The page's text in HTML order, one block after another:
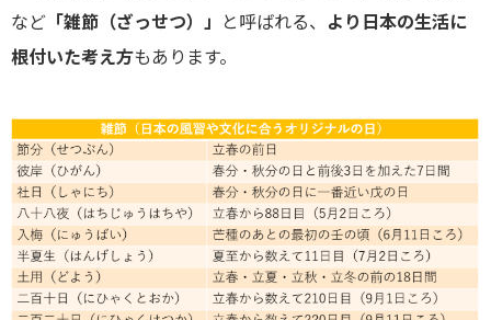
など 「雑節（ざっせつ）」 と呼ばれる、 より日本の生活に
根付いた考え方もあります。